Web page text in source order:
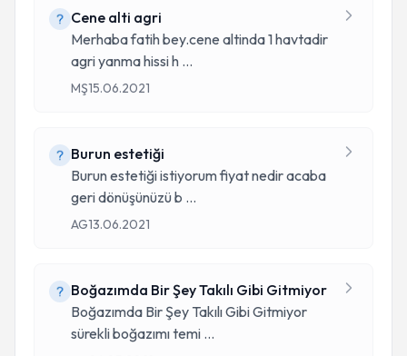
Cene alti agri
Merhaba fatih bey.cene altinda 1 havtadir
agri yanma hissi h ...
MŞ15.06.2021
Burun estetiği
Burun estetiği istiyorum fiyat nedir acaba
geri dönüşünüzü b ...
AG13.06.2021
Boğazımda Bir Şey Takılı Gibi Gitmiyor
Boğazımda Bir Şey Takılı Gibi Gitmiyor
sürekli boğazımı temi ...